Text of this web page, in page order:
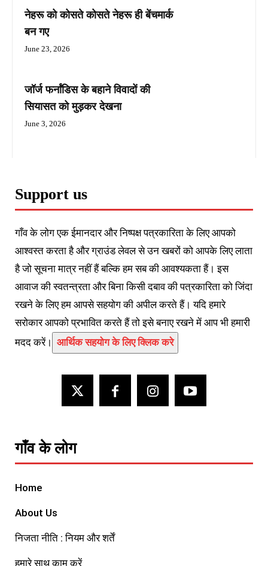
नेहरू को कोसते कोसते नेहरू ही बेंचमार्क
बन गए
June 23, 2026
जॉर्ज फर्नांडिस के बहाने विवादों की
सियासत को मुड़कर देखना
June 3, 2026
Support us
गाँव के लोग एक ईमानदार और निष्पक्ष पत्रकारिता के लिए आपको
आश्वस्त करता है और ग्राउंड लेवल से उन खबरों को आपके लिए लाता
है जो सूचना मात्र नहीं हैं बल्कि हम सब की आवश्यकता हैं। इस
आवाज की स्वतन्त्रता और बिना किसी दबाव की पत्रकारिता को जिंदा
रखने के लिए हम आपसे सहयोग की अपील करते हैं। यदि हमारे
सरोकार आपको प्रभावित करते हैं तो इसे बनाए रखने में आप भी हमारी
मदद करें। आर्थिक सहयोग के लिए क्लिक करे
गाँव के लोग
Home
About Us
निजता नीति : नियम और शर्तें
हमारे साथ काम करें